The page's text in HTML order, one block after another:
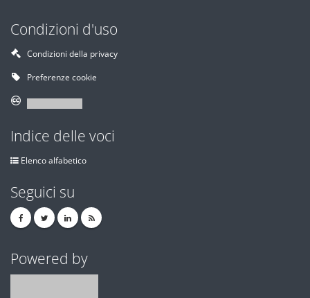
Condizioni d'uso
Condizioni della privacy
Preferenze cookie
Indice delle voci
Elenco alfabetico
Seguici su
Powered by